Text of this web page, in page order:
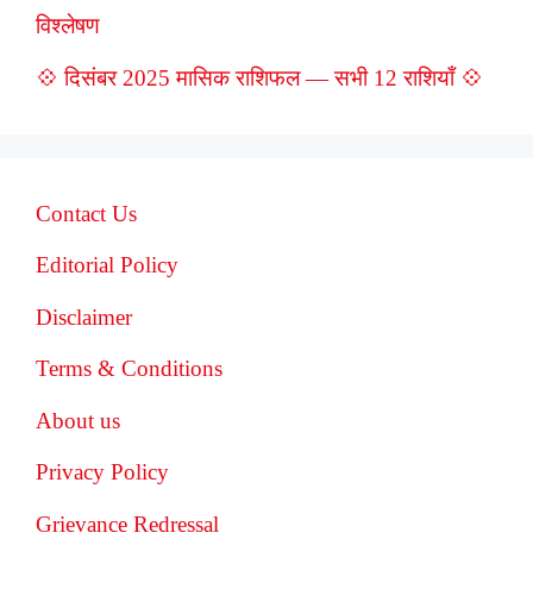
विश्लेषण
💠 दिसंबर 2025 मासिक राशिफल — सभी 12 राशियाँ 💠
Contact Us
Editorial Policy
Disclaimer
Terms & Conditions
About us
Privacy Policy
Grievance Redressal